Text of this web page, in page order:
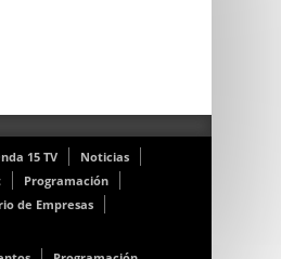
15 TV
Noticias
Programación
de Empresas